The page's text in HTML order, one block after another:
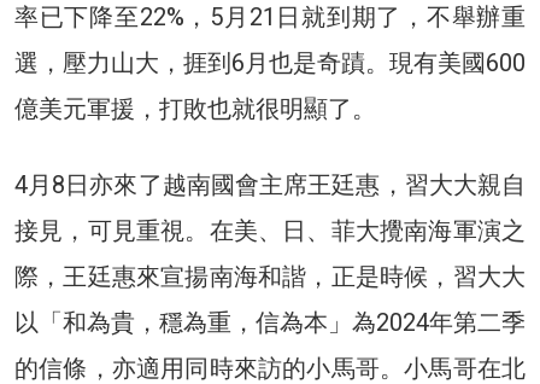
率已下降至22%，5月21日就到期了，不舉辦重
選，壓力山大，捱到6月也是奇蹟。現有美國600
億美元軍援，打敗也就很明顯了。
4月8日亦來了越南國會主席王廷惠，習大大親自
接見，可見重視。在美、日、菲大攪南海軍演之
際，王廷惠來宣揚南海和諧，正是時候，習大大
以「和為貴，穩為重，信為本」為2024年第二季
的信條，亦適用同時來訪的小馬哥。小馬哥在北